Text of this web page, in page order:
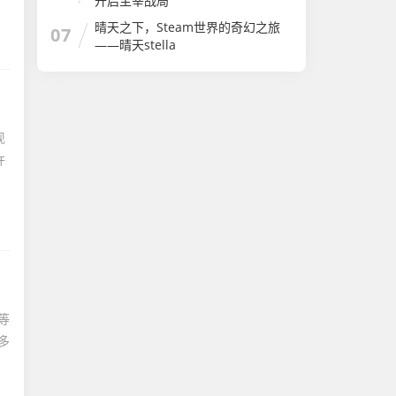
07
晴天之下，Steam世界的奇幻之旅
——晴天stella